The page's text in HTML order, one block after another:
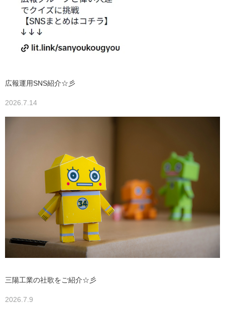
広報運用SNS紹介☆彡
2026.7.14
三陽工業の社歌をご紹介☆彡
2026.7.9